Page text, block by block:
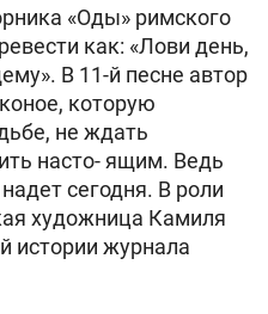
«Оды» римского
как: «Лови день,
В 11-й песне автор
которую
не ждать
насто- ящим. Ведь
сегодня. В роли
художница Камиля
истории журнала